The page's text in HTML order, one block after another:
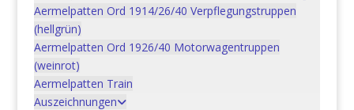
Aermelpatten Ord 1914/26/40 Verpflegungstruppen
(hellgrün)
Aermelpatten Ord 1926/40 Motorwagentruppen
(weinrot)
Aermelpatten Train
Auszeichnungen
Reg. Nr., Sprache: 56.571 d
Bezeichnung: 20mm Flab Kan 54 gültig ab
1.1.1988
Jahr: 1988
Behälter: 249